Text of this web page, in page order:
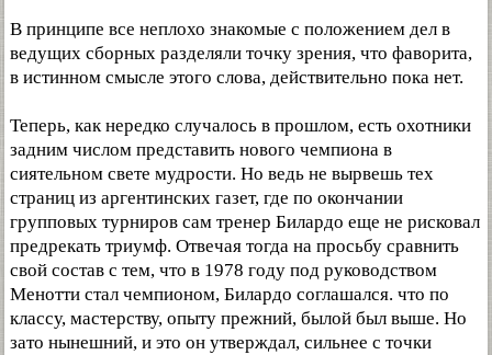
В принципе все неплохо знакомые с положением дел в
ведущих сборных разделяли точку зрения, что фаворита,
в истинном смысле этого слова, действительно пока нет.
Теперь, как нередко случалось в прошлом, есть охотники
задним числом представить нового чемпиона в
сиятельном свете мудрости. Но ведь не вырвешь тех
страниц из аргентинских газет, где по окончании
групповых турниров сам тренер Билардо еще не рисковал
предрекать триумф. Отвечая тогда на просьбу сравнить
свой состав с тем, что в 1978 году под руководством
Менотти стал чемпионом, Билардо соглашался. что по
классу, мастерству, опыту прежний, былой был выше. Но
зато нынешний, и это он утверждал, сильнее с точки